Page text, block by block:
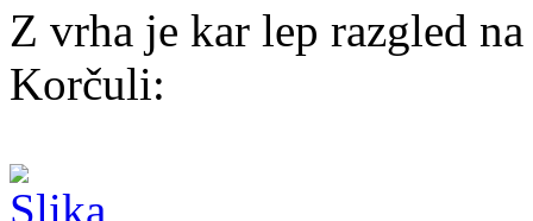
Z vrha je kar lep razgled
Korčuli: